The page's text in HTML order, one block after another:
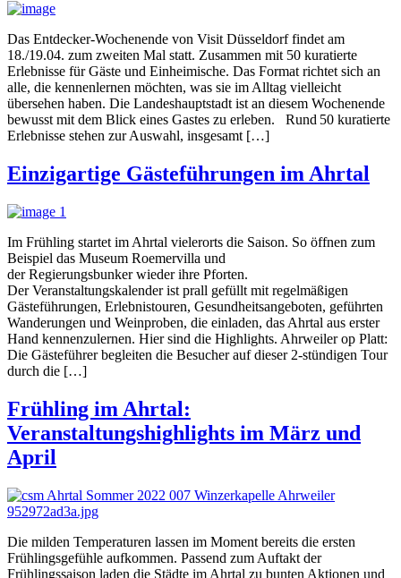
Das Entdecker-Wochenende von Visit Düsseldorf findet am
18./19.04. zum zweiten Mal statt. Zusammen mit 50 kuratierte
Erlebnisse für Gäste und Einheimische. Das Format richtet sich an
alle, die kennenlernen möchten, was sie im Alltag vielleicht
übersehen haben. Die Landeshauptstadt ist an diesem Wochenende
bewusst mit dem Blick eines Gastes zu erleben. Rund 50 kuratierte
Erlebnisse stehen zur Auswahl, insgesamt […]
Einzigartige Gästeführungen im Ahrtal
Im Frühling startet im Ahrtal vielerorts die Saison. So öffnen zum
Beispiel das Museum Roemervilla und
der Regierungsbunker wieder ihre Pforten.
Der Veranstaltungskalender ist prall gefüllt mit regelmäßigen
Gästeführungen, Erlebnistouren, Gesundheitsangeboten, geführten
Wanderungen und Weinproben, die einladen, das Ahrtal aus erster
Hand kennenzulernen. Hier sind die Highlights. Ahrweiler op Platt:
Die Gästeführer begleiten die Besucher auf dieser 2-stündigen Tour
durch die […]
Frühling im Ahrtal:
Veranstaltungshighlights im März und
April
Die milden Temperaturen lassen im Moment bereits die ersten
Frühlingsgefühle aufkommen. Passend zum Auftakt der
Frühlingssaison laden die Städte im Ahrtal zu bunten Aktionen und